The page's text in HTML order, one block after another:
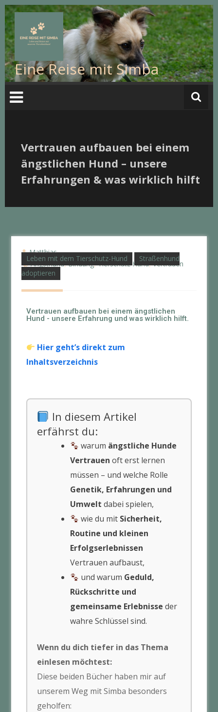
Eine Reise mit Simba
Vertrauen aufbauen bei einem
ängstlichen Hund – unsere
Erfahrungen & was wirklich hilft
Leben mit dem Tierschutz-Hund
Straßenhund
adoptieren
Matthias
Angsthund,Bindung,Tierschutz Hund,Vertrauen
Vertrauen aufbauen bei einem ängstlichen
Hund - unsere Erfahrung und was wirklich hilft.
Hier geht’s direkt zum
Inhaltsverzeichnis
In diesem Artikel
erfährst du:
warum ängstliche Hunde
Vertrauen oft erst lernen
müssen – und welche Rolle
Genetik, Erfahrungen und
Umwelt dabei spielen,
wie du mit Sicherheit,
Routine und kleinen
Erfolgserlebnissen
Vertrauen aufbaust,
und warum Geduld,
Rückschritte und
gemeinsame Erlebnisse der
wahre Schlüssel sind.
Wenn du dich tiefer in das Thema
einlesen möchtest:
Diese beiden Bücher haben mir auf
unserem Weg mit Simba besonders
geholfen: